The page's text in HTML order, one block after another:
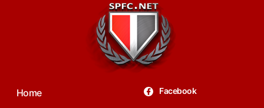
Home Facebook